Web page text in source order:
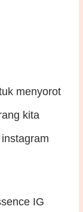
menyorot
kita
IG